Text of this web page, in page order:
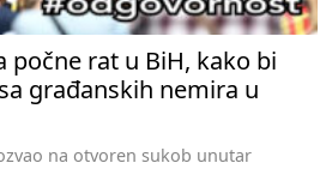
počne rat u BiH, kako bi
građanskih nemira u
na otvoren sukob unutar